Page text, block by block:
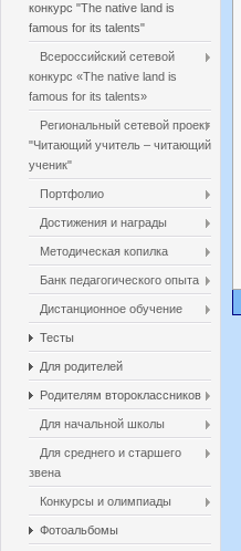
конкурс "The native land is
famous for its talents"
Всероссийский сетевой
конкурс «The native land is
famous for its talents»
Региональный сетевой проект
"Читающий учитель – читающий
ученик"
Портфолио
Достижения и награды
Методическая копилка
Банк педагогического опыта
Дистанционное обучение
Тесты
Для родителей
Родителям второклассников
Для начальной школы
Для среднего и старшего
звена
Конкурсы и олимпиады
Фотоальбомы